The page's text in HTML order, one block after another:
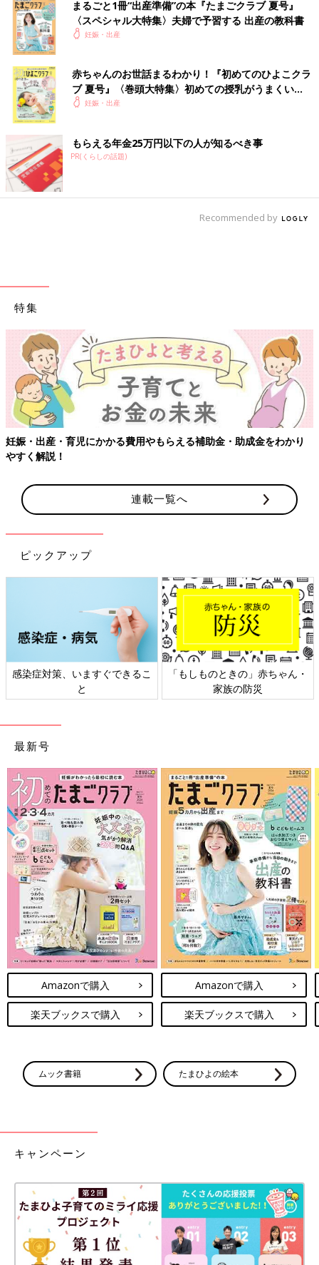
まるごと1冊“出産準備”の本『たまごクラブ 夏号』
〈スペシャル大特集〉夫婦で予習する 出産の教科書
妊娠・出産
赤ちゃんのお世話まるわかり！『初めてのひよこクラ
ブ 夏号』〈巻頭大特集〉初めての授乳がうまくい
く！ おっぱい・ミルクの基本と夏のトラブル 解決テ
妊娠・出産
もらえる年金25万円以下の人が知るべき事
PR(くらしの話題)
Recommended by
特集
妊娠・出産・育児にかかる費用やもらえる補助金・助成金をわかり
やすく解説！
連載一覧へ
ピックアップ
感染症対策、いますぐできるこ
と
「もしものときの」赤ちゃん・
家族の防災
最新号
Amazonで購入
楽天ブックスで購入
Amazonで購入
楽天ブックスで購入
ムック書籍 たまひよの絵本
キャンペーン